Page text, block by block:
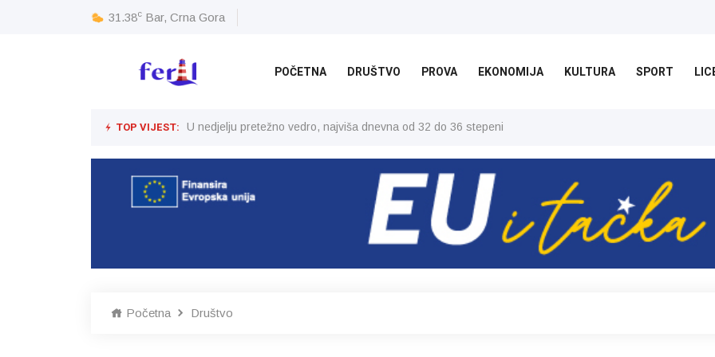
31.38c Bar, Crna Gora
POČETNA DRUŠTVO PROVA EKONOMIJA KULTURA SPORT
TOP VIJEST: U nedjelju pretežno vedro, najviša dnevna od 32 do 36 stepeni
Početna Društvo